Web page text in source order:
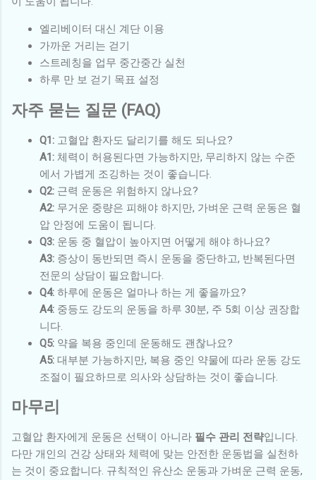
엘리베이터 대신 계단 이용
가까운 거리는 걷기
스트레칭을 업무 중간중간 실천
하루 만 보 걷기 목표 설정
자주 묻는 질문 (FAQ)
Q1: 고혈압 환자도 달리기를 해도 되나요?
A1: 체력이 허용된다면 가능하지만, 무리하지 않는 수준
에서 가볍게 조깅하는 것이 좋습니다.
Q2: 근력 운동은 위험하지 않나요?
A2: 무거운 중량은 피해야 하지만, 가벼운 근력 운동은 혈
압 안정에 도움이 됩니다.
Q3: 운동 중 혈압이 높아지면 어떻게 해야 하나요?
A3: 증상이 동반되면 즉시 운동을 중단하고, 반복된다면
전문의 상담이 필요합니다.
Q4: 하루에 운동은 얼마나 하는 게 좋을까요?
A4: 중등도 강도의 운동을 하루 30분, 주 5회 이상 권장합
니다.
Q5: 약을 복용 중인데 운동해도 괜찮나요?
A5: 대부분 가능하지만, 복용 중인 약물에 따라 운동 강도
조절이 필요하므로 의사와 상담하는 것이 좋습니다.
마무리
고혈압 환자에게 운동은 선택이 아니라 필수 관리 전략입니다.
다만 개인의 건강 상태와 체력에 맞는 안전한 운동법을 실천하
는 것이 중요합니다. 규칙적인 유산소 운동과 가벼운 근력 운동,